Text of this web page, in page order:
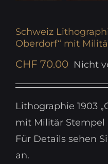
Schweiz
Oberdorf“ mit
CHF 70.00 Nicht
Lithographie 1903
mit Militär Stempel
Für Details sehen
an.